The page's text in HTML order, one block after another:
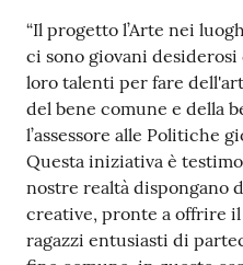
“Il progetto l’Arte nei
ci sono giovani
loro talenti per fare
del bene comune e della
l’assessore alle Politiche
Questa iniziativa è
nostre realtà dispongano
creative, pronte a offrire
ragazzi entusiasti di